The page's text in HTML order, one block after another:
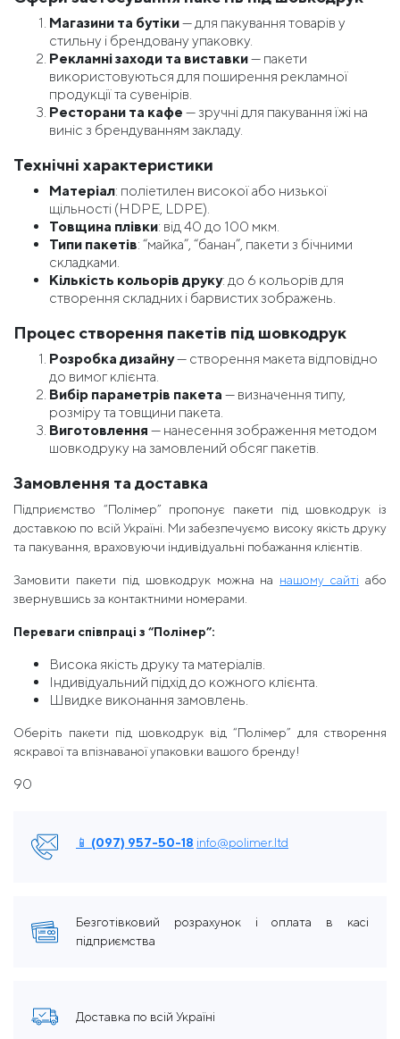
Магазини та бутіки— для пакування товарів у
стильну і брендовану упаковку.
Рекламні заходи та виставки— пакети
використовуються для поширення рекламної
продукції та сувенірів.
Ресторани та кафе — зручні для пакування їжі на
виніс з брендуванням закладу.
Технічні характеристики
Матеріал: поліетилен високої або низької
щільності (HDPE, LDPE).
Товщина плівки: від 40 до 100 мкм.
Типи пакетів: “майка”, “банан”, пакети з бічними
складками.
Кількість кольорів друку: до 6 кольорів для
створення складних і барвистих зображень.
Процес створення пакетів під шовкодрук
Розробка дизайну— створення макета відповідно
до вимог клієнта.
Вибір параметрів пакета — визначення типу,
розміру та товщини пакета.
Виготовлення — нанесення зображення методом
шовкодруку на замовлений обсяг пакетів.
Замовлення та доставка
Підприємство “Полімер” пропонує пакети під шовкодрук із
доставкою по всій Україні. Ми забезпечуємо високу якість друку
та пакування, враховуючи індивідуальні побажання клієнтів.
Замовити пакети під шовкодрук можна на нашому сайті або
звернувшись за контактними номерами.
Переваги співпраці з “Полімер”:
Висока якість друку та матеріалів.
Індивідуальний підхід до кожного клієнта.
Швидке виконання замовлень.
Оберіть пакети під шовкодрук від “Полімер” для створення
яскравої та впізнаваної упаковки вашого бренду!
90
📱 (097) 957-50-18 info@polimer.ltd
Безготівковий розрахунок і оплата в касі
підприємства
Доставка по всій Україні